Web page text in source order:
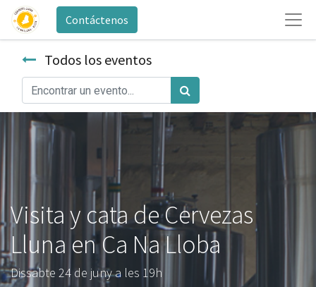
Contáctenos
Todos los eventos
Visita y cata de Cervezas
Lluna en Ca Na Lloba
Dissabte 24 de juny a les 19h